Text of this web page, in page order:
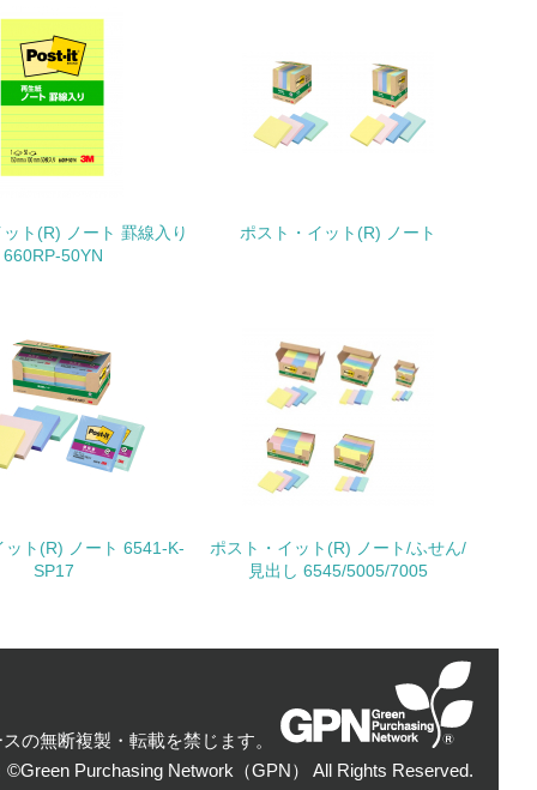
植林、天然林保護、間伐＞、認証品の
チェック
公開・提供している
積極的に公開・提供している
ト(R) ノート 罫線入り
660RP-50YN
ポスト・イット(R) ノート
ット(R) ノート 6541-K-
SP17
ポスト・イット(R) ノート/ふせん/
見出し 6545/5005/7005
の無断複製・転載を禁じます。
©Green Purchasing Network（GPN） All Rights Reserved.